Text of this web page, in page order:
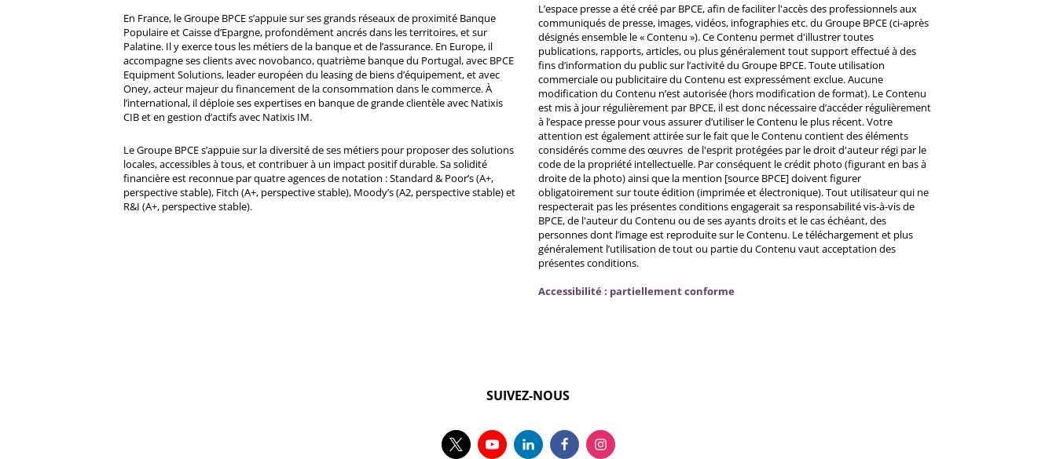
En France, le Groupe BPCE s’appuie sur ses grands réseaux de proximité Banque
Populaire et Caisse d’Epargne, profondément ancrés dans les territoires, et sur
Palatine. Il y exerce tous les métiers de la banque et de l’assurance. En Europe, il
accompagne ses clients avec novobanco, quatrième banque du Portugal, avec BPCE
Equipment Solutions, leader européen du leasing de biens d’équipement, et avec
Oney, acteur majeur du financement de la consommation dans le commerce. À
l’international, il déploie ses expertises en banque de grande clientèle avec Natixis
CIB et en gestion d’actifs avec Natixis IM.
Le Groupe BPCE s’appuie sur la diversité de ses métiers pour proposer des solutions
locales, accessibles à tous, et contribuer à un impact positif durable. Sa solidité
financière est reconnue par quatre agences de notation : Standard & Poor’s (A+,
perspective stable), Fitch (A+, perspective stable), Moody’s (A2, perspective stable) et
R&I (A+, perspective stable).
L’espace presse a été créé par BPCE, afin de faciliter l'accès des professionnels aux
communiqués de presse, images, vidéos, infographies etc. du Groupe BPCE (ci-après
désignés ensemble le « Contenu »). Ce Contenu permet d'illustrer toutes
publications, rapports, articles, ou plus généralement tout support effectué à des
fins d’information du public sur l’activité du Groupe BPCE. Toute utilisation
commerciale ou publicitaire du Contenu est expressément exclue. Aucune
modification du Contenu n’est autorisée (hors modification de format). Le Contenu
est mis à jour régulièrement par BPCE, il est donc nécessaire d’accéder régulièrement
à l’espace presse pour vous assurer d’utiliser le Contenu le plus récent. Votre
attention est également attirée sur le fait que le Contenu contient des éléments
considérés comme des œuvres de l'esprit protégées par le droit d'auteur régi par le
code de la propriété intellectuelle. Par conséquent le crédit photo (figurant en bas à
droite de la photo) ainsi que la mention [source BPCE] doivent figurer
obligatoirement sur toute édition (imprimée et électronique). Tout utilisateur qui ne
respecterait pas les présentes conditions engagerait sa responsabilité vis-à-vis de
BPCE, de l'auteur du Contenu ou de ses ayants droits et le cas échéant, des
personnes dont l’image est reproduite sur le Contenu. Le téléchargement et plus
généralement l’utilisation de tout ou partie du Contenu vaut acceptation des
présentes conditions.
Accessibilité : partiellement conforme
SUIVEZ-NOUS